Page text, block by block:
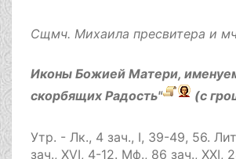
Сщмч. Михаила пресвитера и
Иконы Божией Матери,
скорбящих Радость"
(с
Утр. - Лк., 4 зач., I, 39-49, 56.
зач., XVI, 4-12. Мф., 86 зач., XXI,